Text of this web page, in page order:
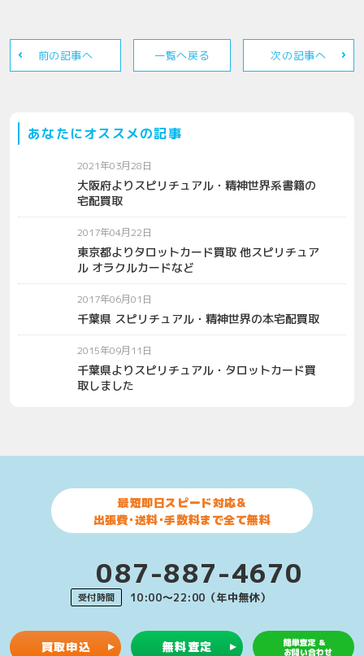
前の記事へ 一覧へ戻る 次の記事へ
あなたにオススメの記事
2021年03月28日
大阪府よりスピリチュアル・精神世界系書籍の
宅配買取
2017年04月22日
東京都よりタロットカード買取 他スピリチュア
ル オラクルカードなど
2017年06月01日
千葉県 スピリチュアル・精神世界の本宅配買取
2015年09月11日
千葉県よりスピリチュアル・タロットカード買
取しました
最短即日スピード対応&
出張費･送料･手数料まで全て無料
087-887-4670
受付時間 10:00〜22:00（年中無休）
買取申込 無料査定
簡単査定 &
お問い合わせ